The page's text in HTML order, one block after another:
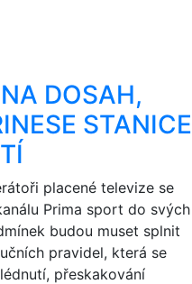
DOSAH,
STANICE
placené televize se
Prima sport do svých
budou muset splnit
pravidel, která se
přeskakování